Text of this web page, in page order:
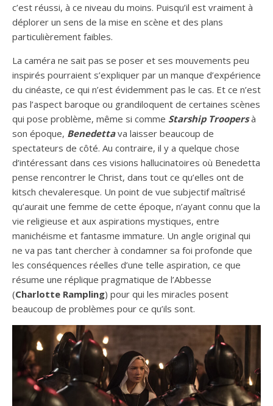
c’est réussi, à ce niveau du moins. Puisqu’il est vraiment à
déplorer un sens de la mise en scène et des plans
particulièrement faibles.
La caméra ne sait pas se poser et ses mouvements peu
inspirés pourraient s’expliquer par un manque d’expérience
du cinéaste, ce qui n’est évidemment pas le cas. Et ce n’est
pas l’aspect baroque ou grandiloquent de certaines scènes
qui pose problème, même si comme Starship Troopersà
son époque, Benedettava laisser beaucoup de
spectateurs de côté. Au contraire, il y a quelque chose
d’intéressant dans ces visions hallucinatoires où Benedetta
pense rencontrer le Christ, dans tout ce qu’elles ont de
kitsch chevaleresque. Un point de vue subjectif maîtrisé
qu’aurait une femme de cette époque, n’ayant connu que la
vie religieuse et aux aspirations mystiques, entre
manichéisme et fantasme immature. Un angle original qui
ne va pas tant chercher à condamner sa foi profonde que
les conséquences réelles d’une telle aspiration, ce que
résume une réplique pragmatique de l’Abbesse
(Charlotte Rampling) pour qui les miracles posent
beaucoup de problèmes pour ce qu’ils sont.